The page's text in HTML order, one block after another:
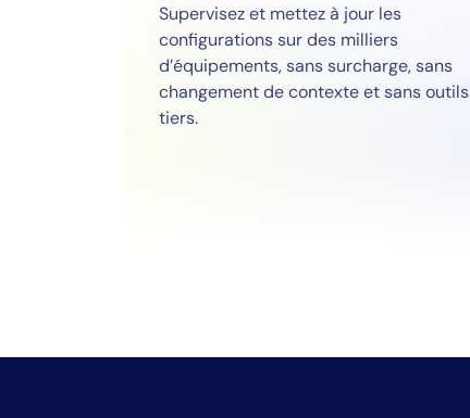
Supervisez et mettez à jour les
configurations sur des milliers
d’équipements, sans surcharge, sans
changement de contexte et sans outils
tiers.